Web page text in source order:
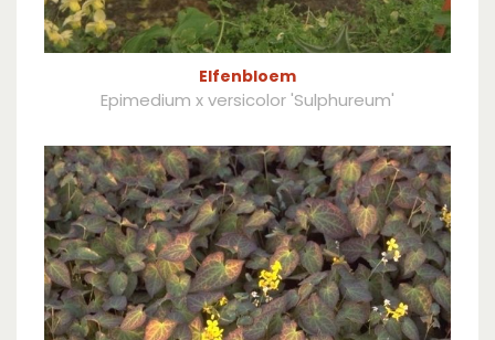
Elfenbloem
Epimedium x versicolor 'Sulphureum'